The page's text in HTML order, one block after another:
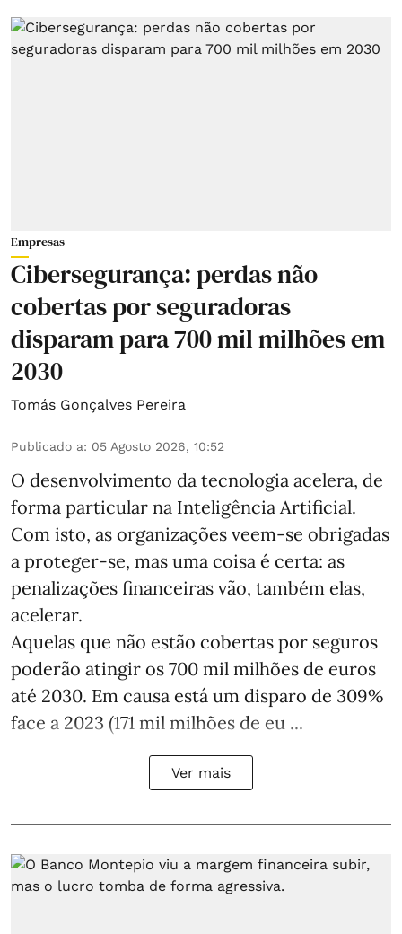
Empresas
Cibersegurança: perdas não
cobertas por seguradoras
disparam para 700 mil milhões em
2030
Tomás Gonçalves Pereira
Publicado a: 05 Agosto 2026, 10:52
O desenvolvimento da tecnologia acelera, de
forma particular na Inteligência Artificial.
Com isto, as organizações veem-se obrigadas
a proteger-se, mas uma coisa é certa: as
penalizações financeiras vão, também elas,
acelerar.
Aquelas que não estão cobertas por seguros
poderão atingir os 700 mil milhões de euros
até 2030. Em causa está um disparo de 309%
face a 2023 (171 mil milhões de eu ...
Ver mais